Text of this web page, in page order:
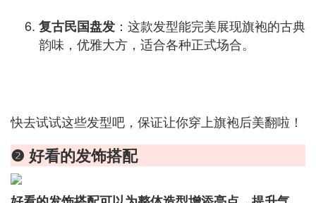
复古民国盘发 ：这款发型能完美展现旗袍的古典
韵味，优雅大方，适合各种正式场合。
快去试试这些发型吧，保证让你穿上旗袍后美翻啦！
❷ 好看的发饰搭配